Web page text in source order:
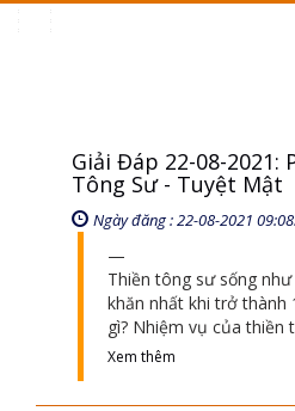
Giải Đáp 22-08-2021:
Tông Sư - Tuyệt Mật
Ngày đăng : 22-08-2021
Thiền tông sư sống
khăn nhất khi trở thành
gì? Nhiệm vụ của thiền
Xem thêm